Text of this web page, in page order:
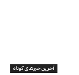
آخرین خبرهای کوتاه